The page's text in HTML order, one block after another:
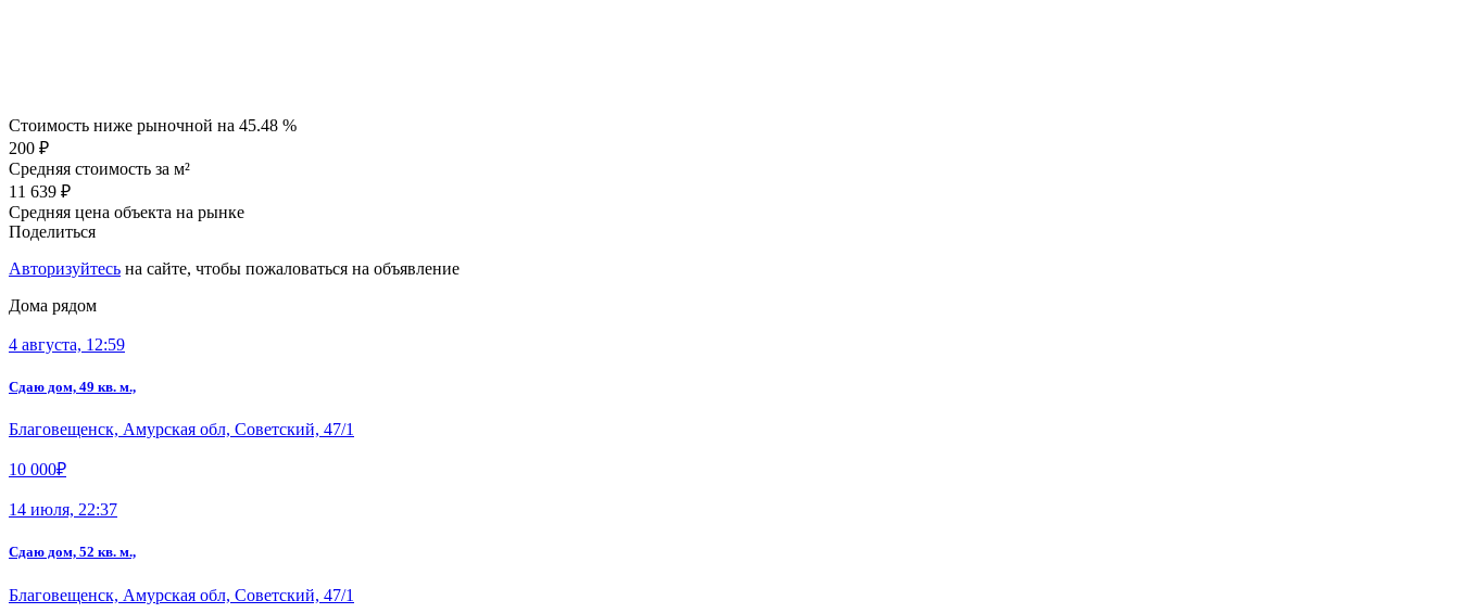
Стоимость ниже рыночной на 45.48 %
200 ₽
Средняя стоимость за м²
11 639 ₽
Средняя цена объекта на рынке
Поделиться
Авторизуйтесь на сайте, чтобы пожаловаться на объявление
Дома рядом
4 августа, 12:59
Сдаю дом, 49 кв. м.,
Благовещенск, Амурская обл, Советский, 47/1
10 000₽
14 июля, 22:37
Сдаю дом, 52 кв. м.,
Благовещенск, Амурская обл, Советский, 47/1